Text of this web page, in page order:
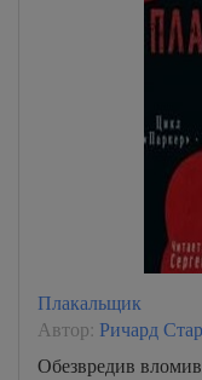
Плакальщик
Автор: Ричард
Обезвредив